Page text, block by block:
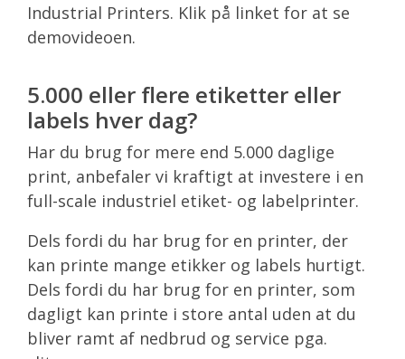
Industrial Printers. Klik på linket for at se
demovideoen.
5.000 eller flere etiketter eller
labels hver dag?
Har du brug for mere end 5.000 daglige
print, anbefaler vi kraftigt at investere i en
full-scale industriel etiket- og labelprinter.
Dels fordi du har brug for en printer, der
kan printe mange etikker og labels hurtigt.
Dels fordi du har brug for en printer, som
dagligt kan printe i store antal uden at du
bliver ramt af nedbrud og service pga.